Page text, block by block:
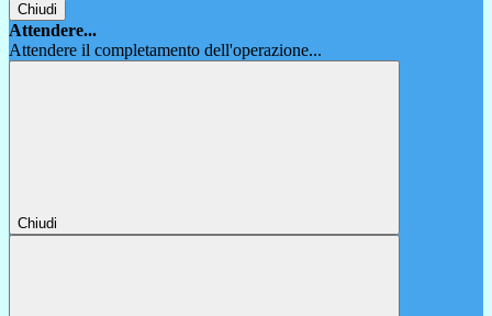
Chiudi
Attendere...
Attendere il completamento dell'operazione...
Chiudi